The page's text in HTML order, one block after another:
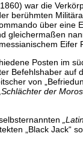
war die
berühmten
über eine
gleichermaßen
Posten im
Befehlshaber auf
von
der
selbsternannten
„Black Jack“